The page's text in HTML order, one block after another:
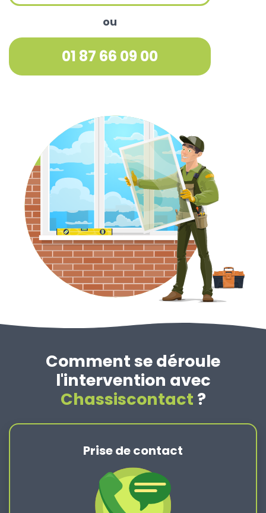
ou
01 87 66 09 00
Comment se déroule
l'intervention avec
Chassiscontact ?
Prise de contact